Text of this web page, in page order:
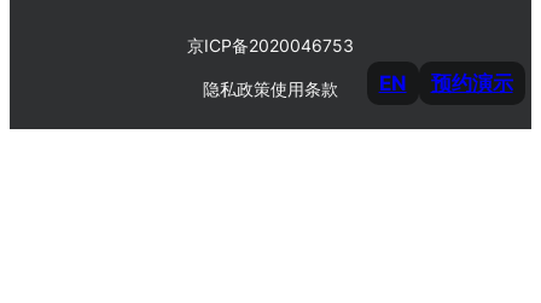
EN 预约演示
京ICP备2020046753
隐私政策使用条款